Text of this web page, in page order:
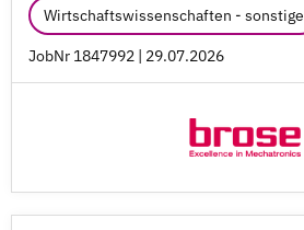
Wirtschaftswissenschaften - sonstige
JobNr 1847992 | 29.07.2026